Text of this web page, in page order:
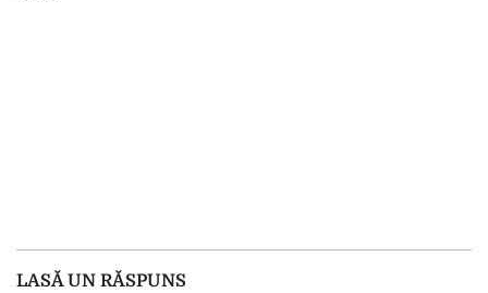
LASĂ UN RĂSPUNS